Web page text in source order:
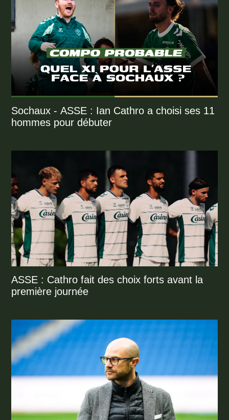
Sochaux - ASSE : Ian Cathro a choisi ses 11
hommes pour débuter
ASSE : Cathro fait des choix forts avant la
première journée